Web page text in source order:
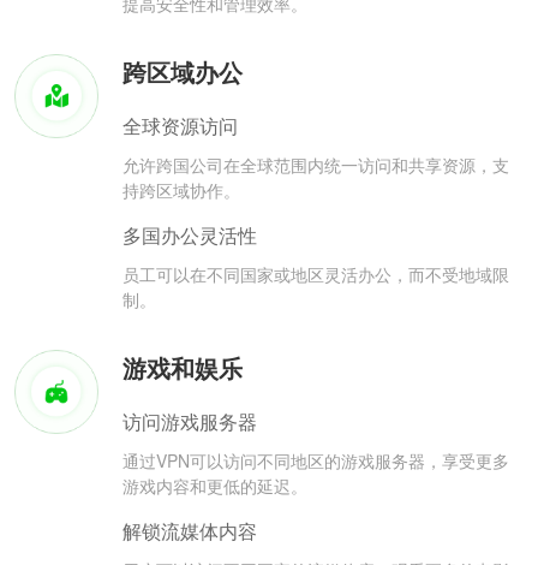
跨区域办公
全球资源访问
允许跨国公司在全球范围内统一访问和共享资源，支
持跨区域协作。
多国办公灵活性
员工可以在不同国家或地区灵活办公，而不受地域限
制。
游戏和娱乐
访问游戏服务器
通过VPN可以访问不同地区的游戏服务器，享受更多
游戏内容和更低的延迟。
解锁流媒体内容